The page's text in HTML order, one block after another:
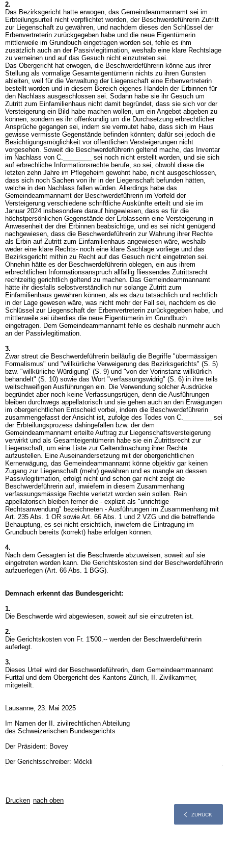
2.
Das Bezirksgericht hatte erwogen, das Gemeindeammannamt sei im
Erbteilungsurteil nicht verpflichtet worden, der Beschwerdeführerin Zutritt
zur Liegenschaft zu gewähren, und nachdem dieses den Schlüssel der
Erbenvertreterin zurückgegeben habe und die neue Eigentümerin
mittlerweile im Grundbuch eingetragen worden sei, fehle es ihm
zusätzlich auch an der Passivlegitimation, weshalb eine klare Rechtslage
zu verneinen und auf das Gesuch nicht einzutreten sei.
Das Obergericht hat erwogen, die Beschwerdeführerin könne aus ihrer
Stellung als vormalige Gesamteigentümerin nichts zu ihren Gunsten
ableiten, weil für die Verwaltung der Liegenschaft eine Erbenvertreterin
bestellt worden und in diesem Bereich eigenes Handeln der Erbinnen für
den Nachlass ausgeschlossen sei. Sodann habe sie ihr Gesuch um
Zutritt zum Einfamilienhaus nicht damit begründet, dass sie sich vor der
Versteigerung ein Bild habe machen wollen, um ein Angebot abgeben zu
können, sondern es ihr offenkundig um die Durchsetzung erbrechtlicher
Ansprüche gegangen sei, indem sie vermutet habe, dass sich im Haus
gewisse vermisste Gegenstände befinden könnten; dafür sei jedoch die
Besichtigungsmöglichkeit vor öffentlichen Versteigerungen nicht
vorgesehen. Soweit die Beschwerdeführerin geltend mache, das Inventar
im Nachlass von C.________ sei noch nicht erstellt worden, und sie sich
auf erbrechliche Informationsrechte berufe, so sei, obwohl diese die
letzten zehn Jahre im Pflegeheim gewohnt habe, nicht ausgeschlossen,
dass sich noch Sachen von ihr in der Liegenschaft befunden hätten,
welche in den Nachlass fallen würden. Allerdings habe das
Gemeindeammannamt der Beschwerdeführerin im Vorfeld der
Versteigerung verschiedene schriftliche Auskünfte erteilt und sie im
Januar 2024 insbesondere darauf hingewiesen, dass es für die
höchstpersönlichen Gegenstände der Erblasserin eine Versteigerung in
Anwesenheit der drei Erbinnen beabsichtige, und es sei nicht genügend
nachgewiesen, dass die Beschwerdeführerin zur Wahrung ihrer Rechte
als Erbin auf Zutritt zum Einfamilienhaus angewiesen wäre, weshalb
weder eine klare Rechts- noch eine klare Sachlage vorliege und das
Bezirksgericht mithin zu Recht auf das Gesuch nicht eingetreten sei.
Ohnehin hätte es der Beschwerdeführerin oblegen, ein aus ihrem
erbrechtlichen Informationsanspruch allfällig fliessendes Zutrittsrecht
rechtzeitig gerichtlich geltend zu machen. Das Gemeindeammannamt
hätte ihr diesfalls selbstverständlich nur solange Zutritt zum
Einfamilienhaus gewähren können, als es dazu tatsächlich und rechtlich
in der Lage gewesen wäre, was nicht mehr der Fall sei, nachdem es die
Schlüssel zur Liegenschaft der Erbenvertreterin zurückgegeben habe, und
mittlerweile sei überdies die neue Eigentümerin im Grundbuch
eingetragen. Dem Gemeindeammannamt fehle es deshalb nunmehr auch
an der Passivlegitimation.
3.
Zwar streut die Beschwerdeführerin beiläufig die Begriffe "übermässigen
Formalismus" und "willkürliche Verweigerung des Bezirksgerichts" (S. 5)
bzw. "willkürliche Würdigung" (S. 9) und "von der Vorinstanz willkürlich
behandelt" (S. 10) sowie das Wort "verfassungswidrig" (S. 6) in ihre teils
weitschweifigen Ausführungen ein. Die Verwendung solcher Ausdrücke
begründet aber noch keine Verfassungsrügen, denn die Ausführungen
bleiben durchwegs appellatorisch und sie gehen auch an den Erwägungen
im obergerichtlichen Entscheid vorbei, indem die Beschwerdeführerin
zusammengefasst der Ansicht ist, zufolge des Todes von C.________ sei
der Erbteilungsprozess dahingefallen bzw. der dem
Gemeindeammannamt erteilte Auftrag zur Liegenschaftsversteigerung
verwirkt und als Gesamteigentümerin habe sie ein Zutrittsrecht zur
Liegenschaft, um eine Liste zur Geltendmachung ihrer Rechte
aufzustellen. Eine Auseinandersetzung mit der obergerichtlichen
Kernerwägung, das Gemeindeammannamt könne objektiv gar keinen
Zugang zur Liegenschaft (mehr) gewähren und es mangle an dessen
Passivlegitimation, erfolgt nicht und schon gar nicht zeigt die
Beschwerdeführerin auf, inwiefern in diesem Zusammenhang
verfassungsmässige Rechte verletzt worden sein sollen. Rein
appellatorisch bleiben ferner die - explizit als "unrichtige
Rechtsanwendung" bezeichneten - Ausführungen im Zusammenhang mit
Art. 235 Abs. 1 OR sowie Art. 66 Abs. 1 und 2 VZG und die betreffende
Behauptung, es sei nicht ersichtlich, inwiefern die Eintragung im
Grundbuch bereits (korrekt) habe erfolgen können.
4.
Nach dem Gesagten ist die Beschwerde abzuweisen, soweit auf sie
eingetreten werden kann. Die Gerichtskosten sind der Beschwerdeführerin
aufzuerlegen (Art. 66 Abs. 1 BGG).
Demnach erkennt das Bundesgericht:
1.
Die Beschwerde wird abgewiesen, soweit auf sie einzutreten ist.
2.
Die Gerichtskosten von Fr. 1'500.-- werden der Beschwerdeführerin
auferlegt.
3.
Dieses Urteil wird der Beschwerdeführerin, dem Gemeindeammannamt
Furttal und dem Obergericht des Kantons Zürich, II. Zivilkammer,
mitgeteilt.
Lausanne, 23. Mai 2025
Im Namen der II. zivilrechtlichen Abteilung
des Schweizerischen Bundesgerichts
Der Präsident: Bovey
Der Gerichtsschreiber: Möckli
Drucken nach oben
ZURÜCK